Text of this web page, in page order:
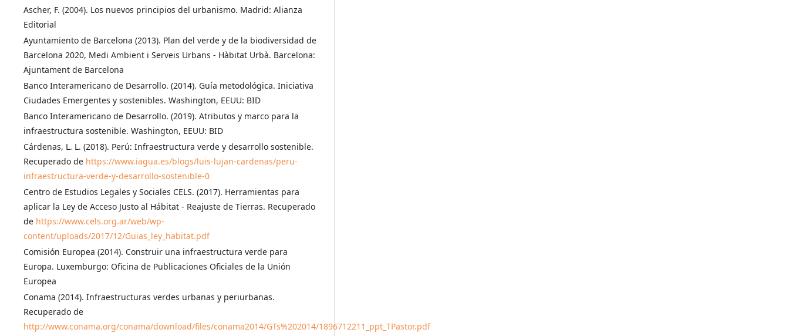
Ascher, F. (2004). Los nuevos principios del urbanismo. Madrid: Alianza
Editorial
Ayuntamiento de Barcelona (2013). Plan del verde y de la biodiversidad de
Barcelona 2020, Medi Ambient i Serveis Urbans - Hàbitat Urbà. Barcelona:
Ajuntament de Barcelona
Banco Interamericano de Desarrollo. (2014). Guía metodológica. Iniciativa
Ciudades Emergentes y sostenibles. Washington, EEUU: BID
Banco Interamericano de Desarrollo. (2019). Atributos y marco para la
infraestructura sostenible. Washington, EEUU: BID
Cárdenas, L. L. (2018). Perú: Infraestructura verde y desarrollo sostenible.
Recuperado de https://www.iagua.es/blogs/luis-lujan-cardenas/peru-
infraestructura-verde-y-desarrollo-sostenible-0
Centro de Estudios Legales y Sociales CELS. (2017). Herramientas para
aplicar la Ley de Acceso Justo al Hábitat - Reajuste de Tierras. Recuperado
de https://www.cels.org.ar/web/wp-
content/uploads/2017/12/Guias_ley_habitat.pdf
Comisión Europea (2014). Construir una infraestructura verde para
Europa. Luxemburgo: Oficina de Publicaciones Oficiales de la Unión
Europea
Conama (2014). Infraestructuras verdes urbanas y periurbanas.
Recuperado de
http://www.conama.org/conama/download/files/conama2014/GTs%202014/1896712211_ppt_TPastor.pdf